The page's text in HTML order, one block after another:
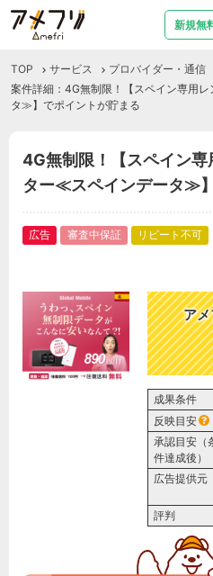
新規無
TOP サービス プロバイダー・通信
案件詳細：4G無制限！【スペイン専用
タ≫】でポイントが貯まる
4G無制限！【スペイン
ター≪スペインデータ≫】
広告 審査中保証 リピート不可
ア
成果条件
反映目安
承認目安（
件達成後）
広告提供元
評判